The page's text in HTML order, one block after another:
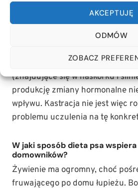
AKCEPTUJĘ
ODMÓW
ZOBACZ
Zabieg kastracji eliminuje z
specyficzne białkoCan f 5, które
prostacie wyłącznie przez
wszechobecne białka Can f 1 oraz
(znajdujące się w naskórku i
produkcję zmiany hormonalne
wpływu. Kastracja nie jest więc
problemu uczulenia na tę
W jaki sposób dieta psa
domowników?
Żywienie ma ogromny, choć
fruwającego po domu łupieżu.